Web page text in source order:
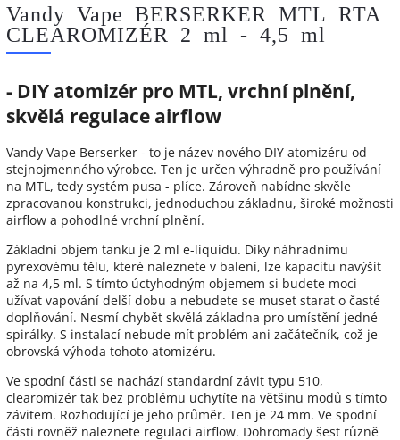
Vandy Vape BERSERKER MTL RTA
CLEAROMIZÉR 2 ml - 4,5 ml
- DIY atomizér pro MTL, vrchní plnění,
skvělá regulace airflow
Vandy Vape Berserker - to je název nového DIY atomizéru od
stejnojmenného výrobce. Ten je určen výhradně pro používání
na MTL, tedy systém pusa - plíce. Zároveň nabídne skvěle
zpracovanou konstrukci, jednoduchou základnu, široké možnosti
airflow a pohodlné vrchní plnění.
Základní objem tanku je 2 ml e-liquidu. Díky náhradnímu
pyrexovému tělu, které naleznete v balení, lze kapacitu navýšit
až na 4,5 ml. S tímto úctyhodným objemem si budete moci
užívat vapování delší dobu a nebudete se muset starat o časté
doplňování. Nesmí chybět skvělá základna pro umístění jedné
spirálky. S instalací nebude mít problém ani začátečník, což je
obrovská výhoda tohoto atomizéru.
Ve spodní části se nachází standardní závit typu 510,
clearomizér tak bez problému uchytíte na většinu modů s tímto
závitem. Rozhodující je jeho průměr. Ten je 24 mm. Ve spodní
části rovněž naleznete regulaci airflow. Dohromady šest různě